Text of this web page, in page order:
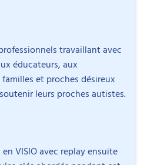
travaillant avec
éducateurs, aux
et proches désireux
leurs proches autistes.
VISIO avec replay ensuite